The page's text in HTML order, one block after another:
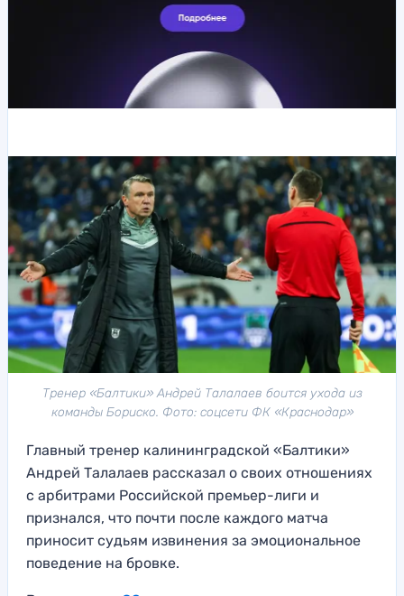
Тренер «Балтики» Андрей Талалаев боится ухода из
команды Бориско. Фото: соцсети ФК «Краснодар»
Главный тренер калининградской «Балтики»
Андрей Талалаев рассказал о своих отношениях
с арбитрами Российской премьер-лиги и
признался, что почти после каждого матча
приносит судьям извинения за эмоциональное
поведение на бровке.